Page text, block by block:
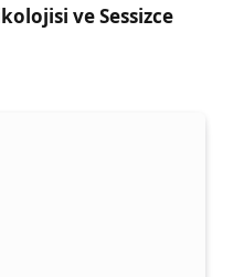
ve Sessizce